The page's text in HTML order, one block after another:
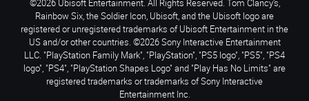
©2026 Ubisoft Entertainment. All Rights Reserved. Tom Clancy’s,
Rainbow Six, the Soldier Icon, Ubisoft, and the Ubisoft logo are
registered or unregistered trademarks of Ubisoft Entertainment in the
US and/or other countries. ©2026 Sony Interactive Entertainment
LLC. "PlayStation Family Mark", "PlayStation", "PS5 logo", "PS5", "PS4
logo", "PS4", "PlayStation Shapes Logo" and "Play Has No Limits" are
registered trademarks or trademarks of Sony Interactive
Entertainment Inc.